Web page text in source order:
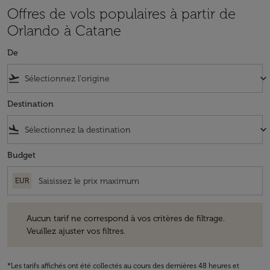
Offres de vols populaires à partir de
Orlando à Catane
De
flight_takeoff keyboard_arrow_down
Destination
flight_land keyboard_arrow_down
Budget
EUR
Aucun tarif ne correspond à vos critères de filtrage.
Veuillez ajuster vos filtres.
*Les tarifs affichés ont été collectés au cours des dernières 48 heures et